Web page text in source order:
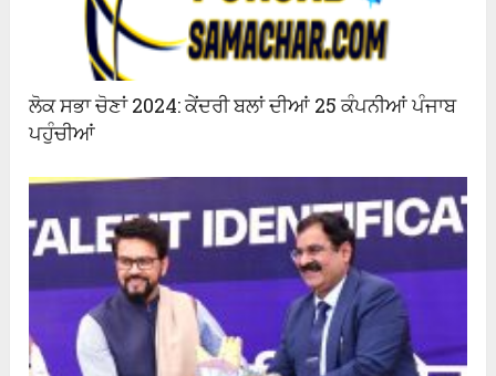
ਲੋਕ ਸਭਾ ਚੋਣਾਂ 2024: ਕੇਂਦਰੀ ਬਲਾਂ ਦੀਆਂ 25 ਕੰਪਨੀਆਂ ਪੰਜਾਬ
ਪਹੁੰਚੀਆਂ